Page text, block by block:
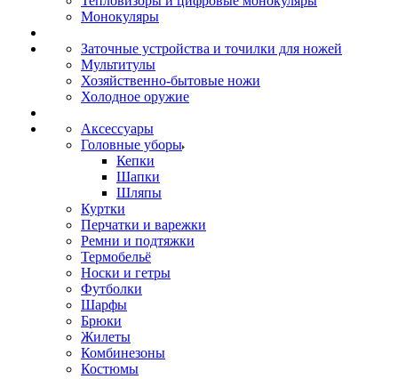
Монокуляры
Заточные устройства и точилки для ножей
Мультитулы
Хозяйственно-бытовые ножи
Холодное оружие
Аксессуары
Головные уборы
Кепки
Шапки
Шляпы
Куртки
Перчатки и варежки
Ремни и подтяжки
Термобельё
Носки и гетры
Футболки
Шарфы
Брюки
Жилеты
Комбинезоны
Костюмы